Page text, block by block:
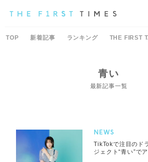
TOP 新着記事 ランキング THE FIRST
青い
最新記事一覧
NEWS
TikTokで注目のド
ジェクト“青い”で